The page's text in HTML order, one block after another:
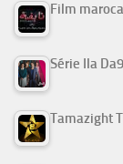
Tamazight